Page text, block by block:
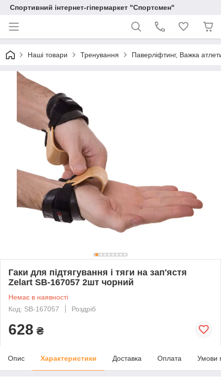
Спортивний інтернет-гіпермаркет "Спортсмен"
Наші товари Тренування Паверліфтинг, Важка
Гаки для підтягування і тяги на зап'ястя
Zelart SB-167057 2шт чорний
Немає в наявності
Код: SB-167057
Роздріб
628 ₴
Опис Характеристики Доставка Оплата Умови